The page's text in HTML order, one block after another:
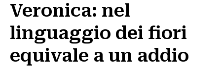
Veronica: nel
linguaggio dei fiori
equivale a un addio